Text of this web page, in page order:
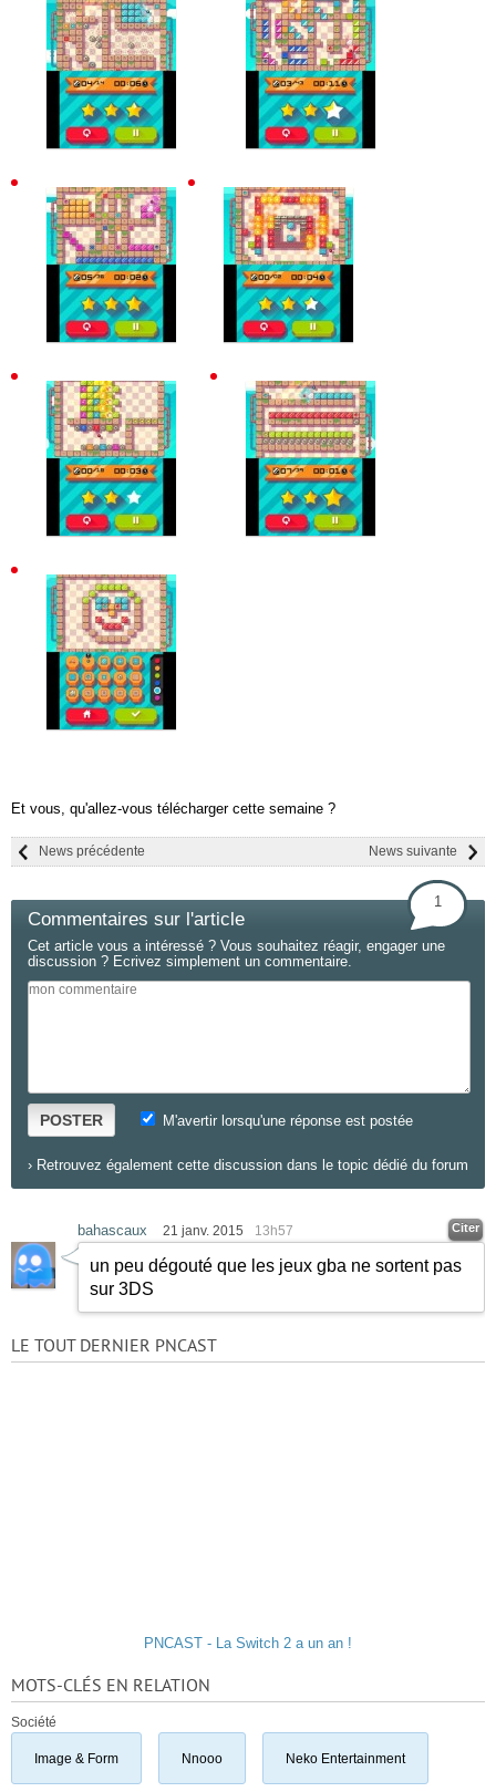
Et vous, qu'allez-vous télécharger cette semaine ?
News suivante
News précédente
Commentaires sur l'article
1
Cet article vous a intéressé ? Vous souhaitez réagir, engager une
discussion ? Ecrivez simplement un commentaire.
POSTER M'avertir lorsqu'une réponse est postée
› Retrouvez également cette discussion dans le topic dédié du forum
bahascaux 21 janv. 2015 13h57 Citer
un peu dégouté que les jeux gba ne sortent pas
sur 3DS
LE TOUT DERNIER PNCAST
PNCAST - La Switch 2 a un an !
MOTS-CLÉS EN RELATION
Société
Image & Form Nnooo Neko Entertainment